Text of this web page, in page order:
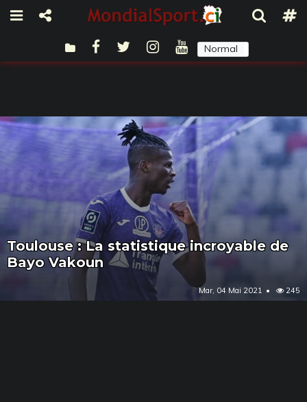
Normal
Toulouse : La statistique incroyable de
Bayo Vakoun
Mar, 04 Mai 2021 245